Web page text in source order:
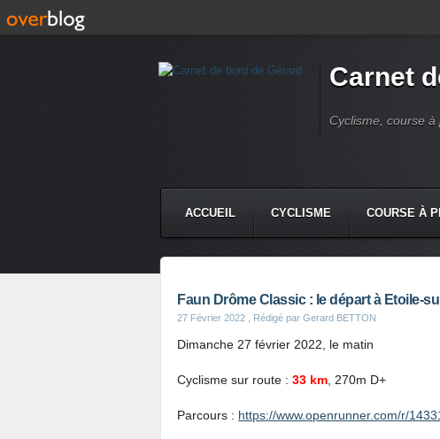
Carnet
Cyclisme, course à
ACCUEIL CYCLISME COURSE À
Faun Drôme Classic : le départ à Etoile-
27 Février 2022 , Rédigé par Gerard BETTON
Dimanche 27 février 2022, le matin
Cyclisme sur route : 33 km , 270m D+
Parcours : https://www.openrunner.com/r/